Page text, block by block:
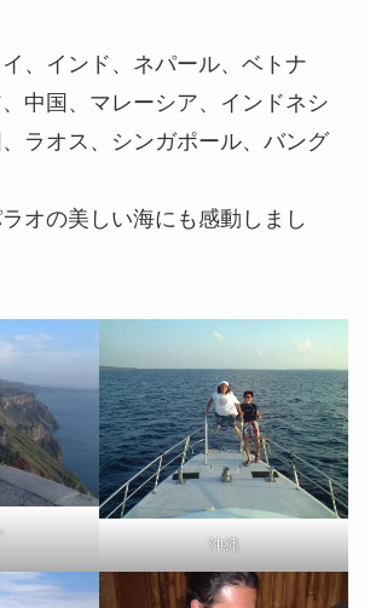
、インド、ネパール、ベトナ
中国、マレーシア、インドネシ
ラオス、シンガポール、バング
オの美しい海にも感動しまし
沖縄